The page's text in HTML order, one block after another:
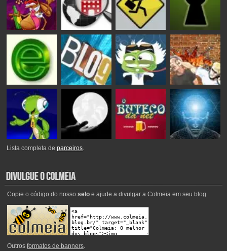
Lista completa deparceiros.
Copie o código do nosso seloe ajude a divulgar a Colmeia em seu blog.
Outros formatos de banners.